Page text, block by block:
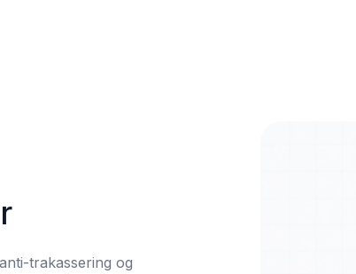
trakassering og